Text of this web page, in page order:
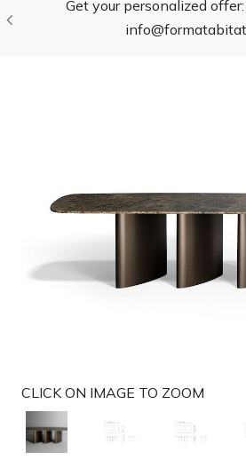
Get your personalized
CLICK ON IMAGE TO ZOOM